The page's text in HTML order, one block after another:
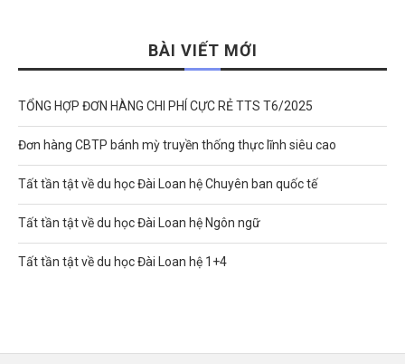
BÀI VIẾT MỚI
TỔNG HỢP ĐƠN HÀNG CHI PHÍ CỰC RẺ TTS T6/2025
Đơn hàng CBTP bánh mỳ truyền thống thực lĩnh siêu cao
Tất tần tật về du học Đài Loan hệ Chuyên ban quốc tế
Tất tần tật về du học Đài Loan hệ Ngôn ngữ
Tất tần tật về du học Đài Loan hệ 1+4